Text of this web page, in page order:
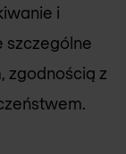
i
szczególne
zgodnością z